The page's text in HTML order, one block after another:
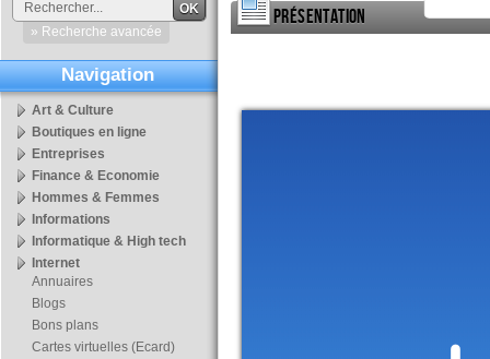
Présentation
OK
» Recherche avancée
Navigation
Art & Culture
Boutiques en ligne
Entreprises
Finance & Economie
Hommes & Femmes
Informations
Informatique & High tech
Internet
Annuaires
Blogs
Bons plans
Cartes virtuelles (Ecard)